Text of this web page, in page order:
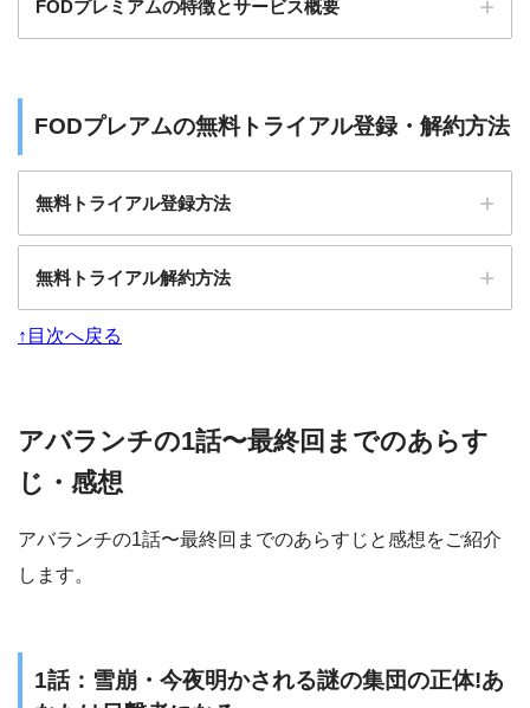
FODプレミアムの特徴とサービス概要
無料トライアル期間 2週間
見放題作品数
対応デバイス
PC、スマホ、タブレット、
ダウンロード機能
同時視聴機能 なし
フジテレビの人気ドラマを1話〜最終回まで独占配信
FODプレアムの無料トライアル登録・解約方法
無料トライアル登録方法
※無料トライアル期間内に解約すれば、料金は無料です。
無料トライアル解約方法
↑目次へ戻る
アバランチの1話〜最終回までのあらす
じ・感想
アバランチの1話〜最終回までのあらすじと感想をご紹介
します。
1話：雪崩・今夜明かされる謎の集団の正体!あ